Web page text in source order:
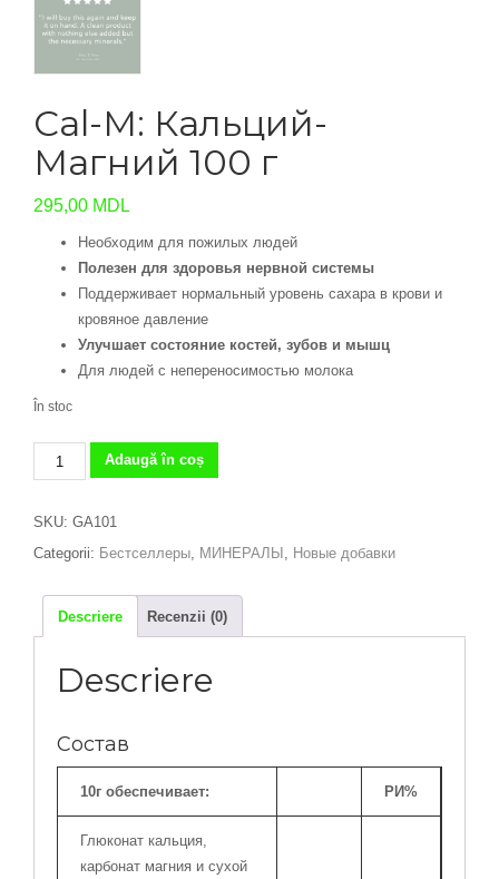
Cal-M: Кальций-
Магний 100 г
295,00 MDL
Необходим для пожилых людей
Полезен для здоровья нервной системы
Поддерживает нормальный уровень сахара в крови и
кровяное давление
Улучшает состояние костей, зубов и мышц
Для людей с непереносимостью молока
În stoc
Cantitate
Cal-
Кальций-
Магний
Adaugă în coș
SKU: GA101
Categorii: Бестселлеры, МИНЕРАЛЫ , Новые добавки
Descriere Recenzii (0)
Descriere
Состав
10г обеспечивает: РИ%
Глюконат кальция,
карбонат магния и сухой